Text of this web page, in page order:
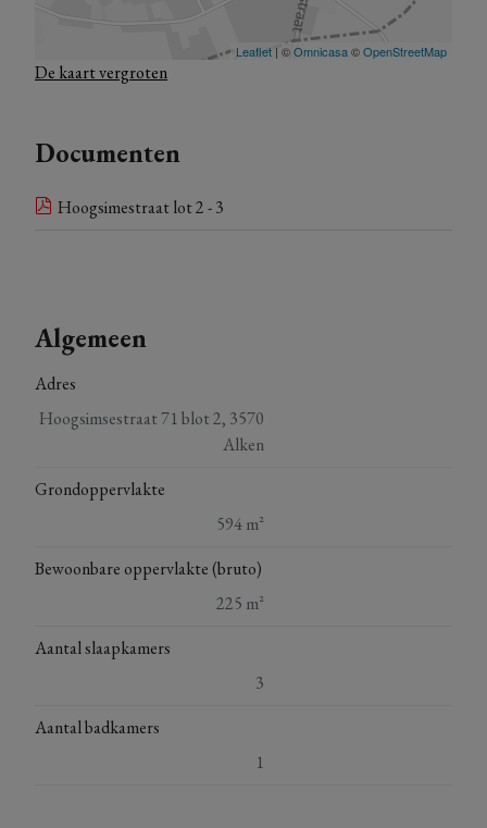
De kaart vergroten
Documenten
Hoogsimestraat lot 2 - 3
Algemeen
Adres
Hoogsimsestraat 71 blot 2, 3570
Alken
Grondoppervlakte
594 m²
Bewoonbare oppervlakte (bruto)
225 m²
Aantal slaapkamers
3
Aantal badkamers
1